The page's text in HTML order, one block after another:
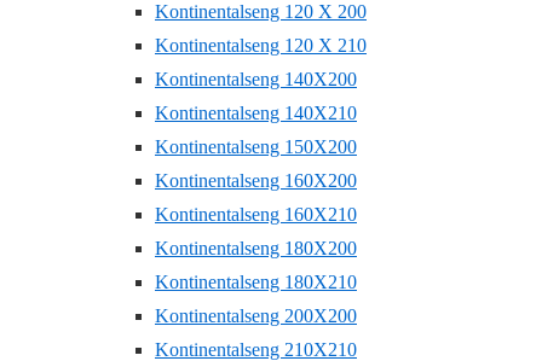
Kontinentalseng 120 X 200
Kontinentalseng 120 X 210
Kontinentalseng 140X200
Kontinentalseng 140X210
Kontinentalseng 150X200
Kontinentalseng 160X200
Kontinentalseng 160X210
Kontinentalseng 180X200
Kontinentalseng 180X210
Kontinentalseng 200X200
Kontinentalseng 210X210